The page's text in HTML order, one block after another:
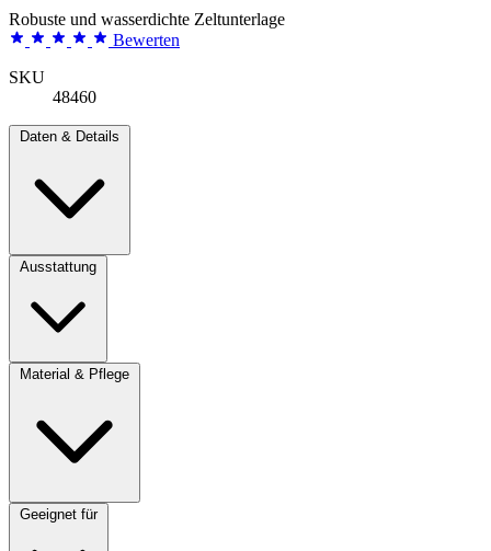
Robuste und wasserdichte Zeltunterlage
Bewerten
SKU
48460
Daten & Details
Ausstattung
Material & Pflege
Geeignet für